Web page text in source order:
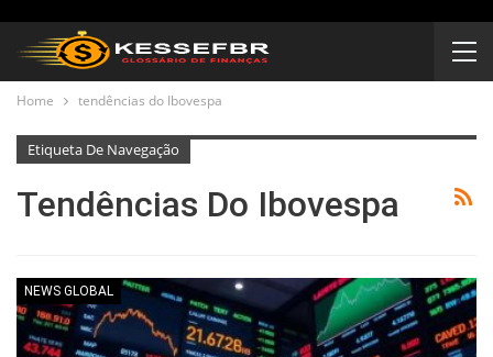
Home tendências do Ibovespa
Etiqueta De Navegação
Tendências Do Ibovespa
NEWS GLOBAL